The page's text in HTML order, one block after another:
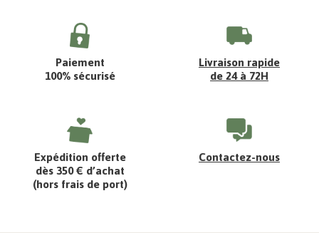
Paiement
100% sécurisé
Livraison rapide
de 24 à 72H
Expédition offerte
dès 350 € d’achat
(hors frais de port)
Contactez-nous